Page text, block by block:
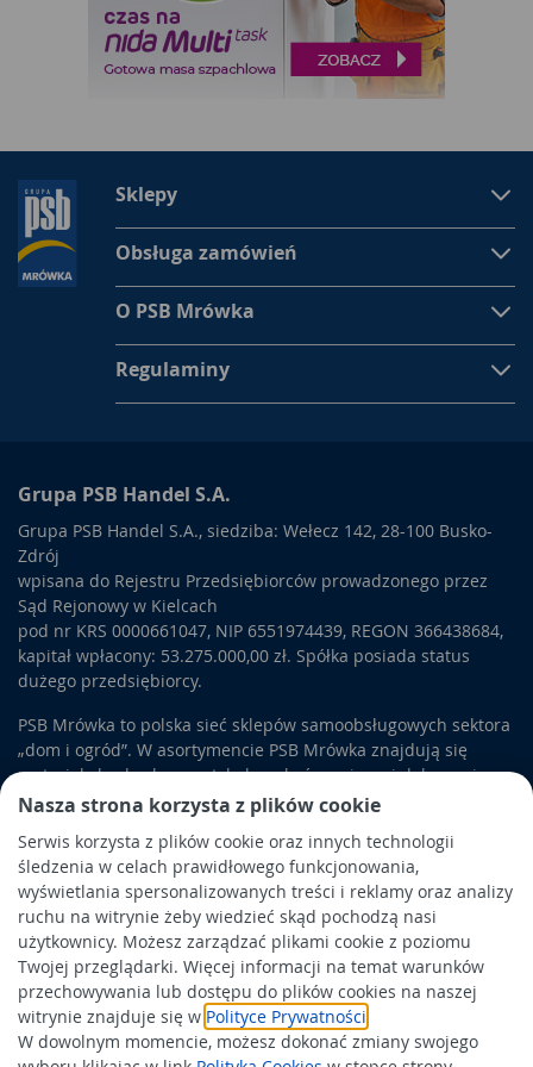
Nasza strona korzysta z plików cookie
Serwis korzysta z plików cookie oraz innych technologii
śledzenia w celach prawidłowego funkcjonowania,
wyświetlania spersonalizowanych treści i reklamy oraz analizy
ruchu na witrynie żeby wiedzieć skąd pochodzą nasi
użytkownicy. Możesz zarządzać plikami cookie z poziomu
Twojej przeglądarki. Więcej informacji na temat warunków
przechowywania lub dostępu do plików cookies na naszej
witrynie znajduje się w Polityce Prywatności
W dowolnym momencie, możesz dokonać zmiany swojego
Sklepy
Obsługa zamówień
O PSB Mrówka
Regulaminy
Grupa PSB Handel S.A.
Grupa PSB Handel S.A., siedziba: Wełecz 142, 28-100 Busko-
Zdrój
wpisana do Rejestru Przedsiębiorców prowadzonego przez
Sąd Rejonowy w Kielcach
pod nr KRS 0000661047, NIP 6551974439, REGON 366438684,
kapitał wpłacony: 53.275.000,00 zł. Spółka posiada status
dużego przedsiębiorcy.
PSB Mrówka to polska sieć sklepów samoobsługowych sektora
„dom i ogród”. W asortymencie PSB Mrówka znajdują się
materiały budowlane, artykuły wykończeniowe i dekoracyjne,
wyposażenie łazienek i kuchni, elektronarzędzia, a także
artykuły związane z ogrodem i otoczeniem domu.
Obowiązek informacyjny
Polityka prywatności
Polityka Cookies
Odbiór zużytego sprzętu
Wspierają nas: